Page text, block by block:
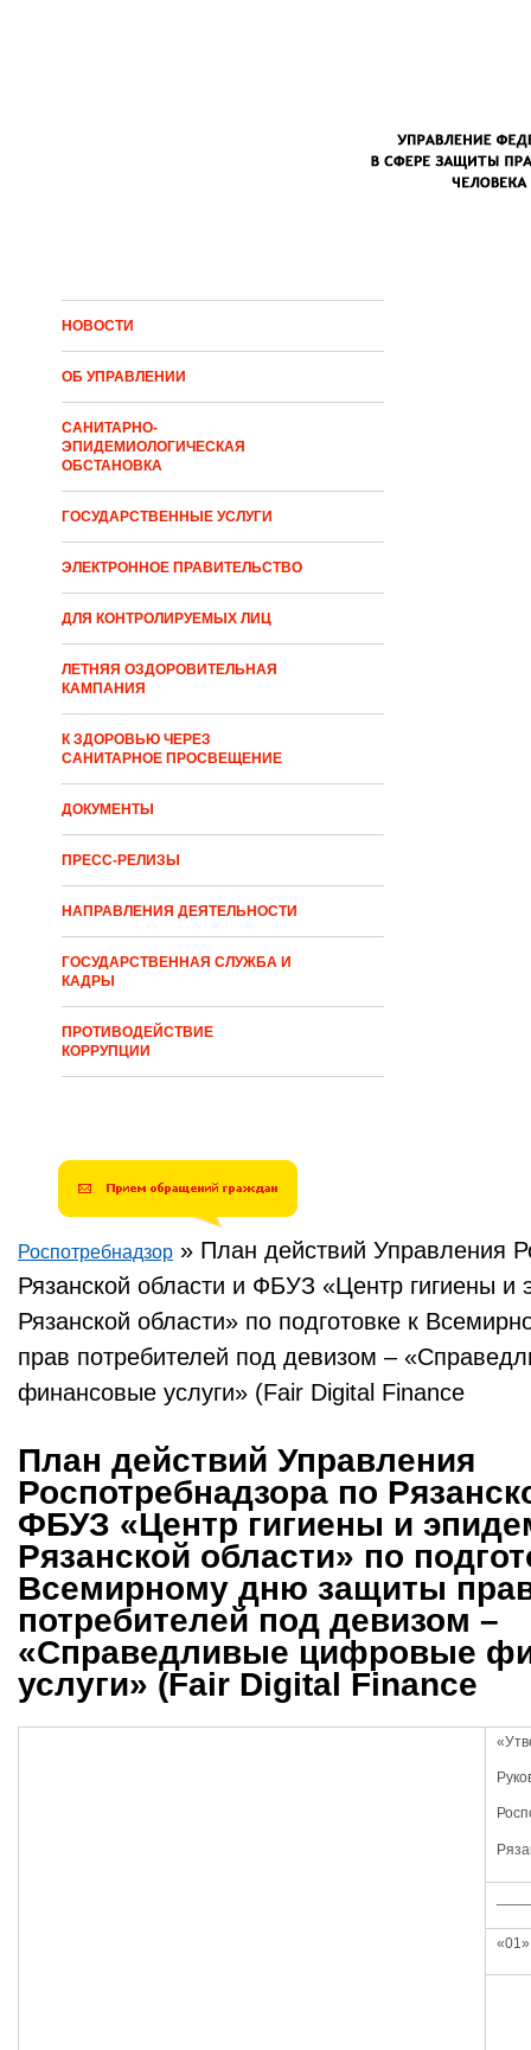
НОВОСТИ
ОБ УПРАВЛЕНИИ
САНИТАРНО-
ЭПИДЕМИОЛОГИЧЕСКАЯ
ОБСТАНОВКА
ГОСУДАРСТВЕННЫЕ УСЛУГИ
ЭЛЕКТРОННОЕ ПРАВИТЕЛЬСТВО
ДЛЯ КОНТРОЛИРУЕМЫХ ЛИЦ
ЛЕТНЯЯ ОЗДОРОВИТЕЛЬНАЯ
КАМПАНИЯ
К ЗДОРОВЬЮ ЧЕРЕЗ
САНИТАРНОЕ ПРОСВЕЩЕНИЕ
ДОКУМЕНТЫ
ПРЕСС-РЕЛИЗЫ
НАПРАВЛЕНИЯ ДЕЯТЕЛЬНОСТИ
ГОСУДАРСТВЕННАЯ СЛУЖБА И
КАДРЫ
ПРОТИВОДЕЙСТВИЕ
КОРРУПЦИИ
Вы здесь
Роспотребнадзор » План действий Управления
Рязанской области и ФБУЗ «Центр гигиены и
Рязанской области» по подготовке к
прав потребителей под девизом –
финансовые услуги» (Fair Digital Finance
План действий Управления
Роспотребнадзора по
ФБУЗ «Центр гигиены и
Рязанской области» по
Всемирному дню защиты
потребителей под девизом –
«Справедливые цифровые
услуги» (Fair Digital Finance